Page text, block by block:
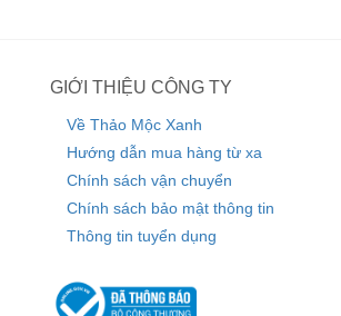
GIỚI THIỆU CÔNG TY
Về Thảo Mộc Xanh
Hướng dẫn mua hàng từ xa
Chính sách vận chuyển
Chính sách bảo mật thông tin
Thông tin tuyển dụng